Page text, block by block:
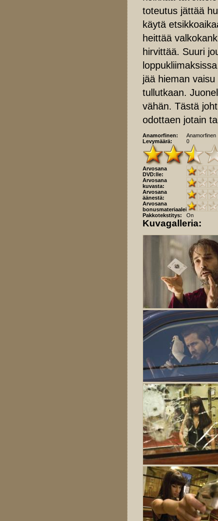
toteutus jättää
käytä
heittää
hirvittää. Suuri
jää hieman
tullutkaan.
vähän. Tästä
odottaen jotain
Anamorfinen:
Anamorfinen
Levymäärä:
0
Arvosana
DVD:lle:
Arvosana
kuvasta:
Arvosana
äänestä:
Arvosana
bonusmateriaaleista:
Pakkotekstitys:
On
Kuvagalleria: